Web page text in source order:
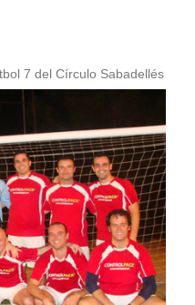
7 del Círculo Sabadellés